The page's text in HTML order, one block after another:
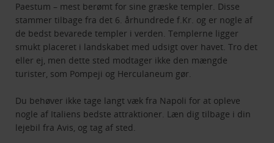
Paestum – mest berømt for sine græske templer. Disse
stammer tilbage fra det 6. århundrede f.Kr. og er nogle af
de bedst bevarede templer i verden. Templerne ligger
smukt placeret i landskabet med udsigt over havet. Tro det
eller ej, men dette sted modtager ikke den mængde
turister, som Pompeji og Herculaneum gør.
Du behøver ikke tage langt væk fra Napoli for at opleve
nogle af Italiens bedste attraktioner. Læn dig tilbage i din
lejebil fra Avis, og tag af sted.